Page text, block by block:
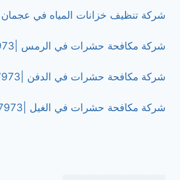
شركة تنظيف خزانات المياه في عجمان |0505337973
شركة مكافحة حشرات في الرمس |0505337973
شركة مكافحة حشرات في الدفن |0505337973
شركة مكافحة حشرات في الغيل |0505337973